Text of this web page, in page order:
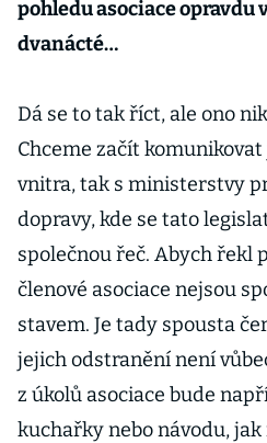
pohledu asociace
dvanácté…
Dá se to tak říct, ale ono
Chceme začít
vnitra, tak s ministerstvy
dopravy, kde se tato
společnou řeč. Abych řekl
členové asociace nejsou
stavem. Je tady spousta
jejich odstranění není
z úkolů asociace bude
kuchařky nebo návodu,